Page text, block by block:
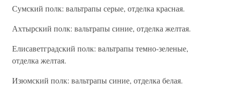
Сумский полк: вальтрапы серые, отделка красная.
Ахтырский полк: вальтрапы синие, отделка желтая.
Елисаветградский полк: вальтрапы темно-зеленые,
отделка желтая.
Изюмский полк: вальтрапы синие, отделка белая.